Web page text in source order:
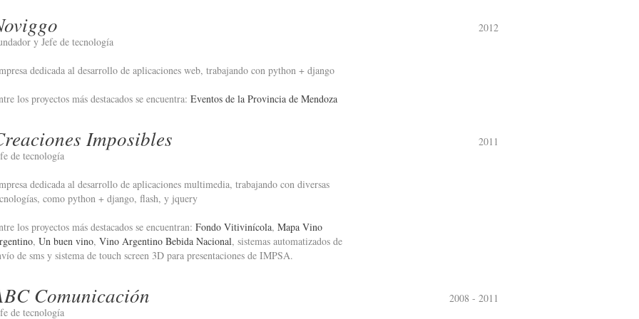
y Jefe de tecnología
2012
dedicada al desarrollo de aplicaciones web, trabajando con python + django
los proyectos más destacados se encuentra: Eventos de la Provincia de Mendoza
Imposibles
de tecnología
2011
dedicada al desarrollo de aplicaciones multimedia, trabajando con diversas
como python + django, flash, y jquery
los proyectos más destacados se encuentran: Fondo Vitivinícola, Mapa Vino
, Un buen vino, Vino Argentino Bebida Nacional, sistemas automatizados de
de sms y sistema de touch screen 3D para presentaciones de IMPSA.
Comunicación
de tecnología
2008 - 2011